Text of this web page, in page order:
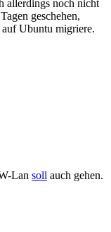
allerdings noch nicht
geschehen,
Ubuntu migriere.
Lan soll auch gehen.